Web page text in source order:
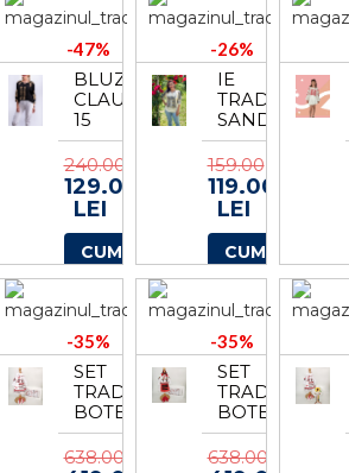
-47%
BLUZA
CLAUDIA
15
240.00
129.00
LEI
CUMPARA
-26%
IE
TRADITIONALA
SANDUCA
2
159.00
119.00
LEI
CUMPARA
-35%
SET
TRADITIONAL
BOTEZ
DENISA
4
638.00
-35%
SET
TRADITIONAL
BOTEZ
DENISA
5
638.00